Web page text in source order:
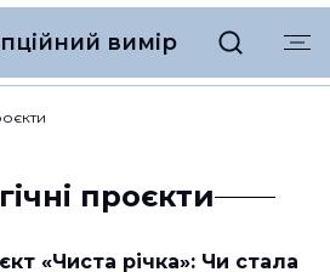
вимір
проєкти
«Чиста річка»: Чи стала